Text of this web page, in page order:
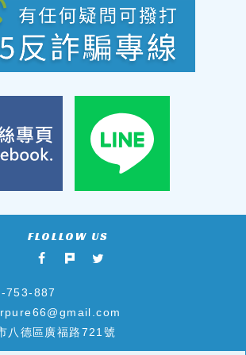
753-887
八德區廣福路721號